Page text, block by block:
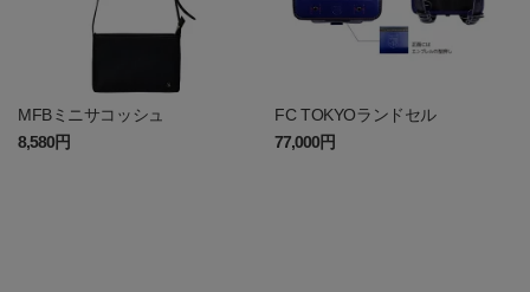
MFBミニサコッシュ
8,580円
FC TOKYOランドセル
77,000円